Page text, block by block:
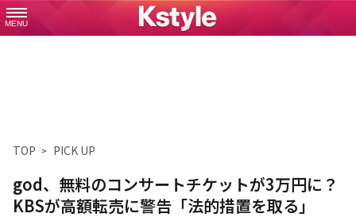
MENU
TOP PICK UP
god、無料のコンサートチケットが3万円に？
KBSが高額転売に警告「法的措置を取る」